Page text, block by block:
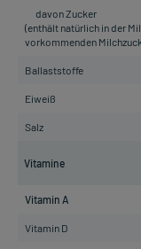
davon Zucker
(enthält natürlich in der
vorkommenden
Ballaststoffe
Eiweiß
Salz
Vitamine
Vitamin A
Vitamin D